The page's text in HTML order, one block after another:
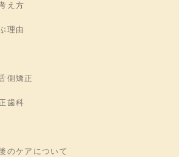
え方
理由
側矯正
歯科
のケアについて